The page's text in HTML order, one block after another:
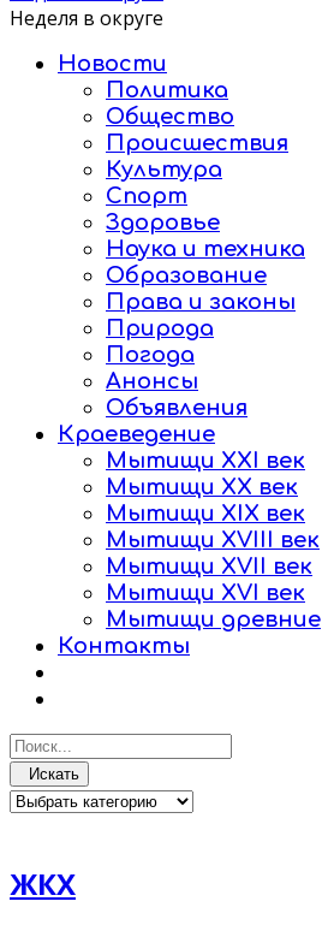
Неделя в округе
Новости
Политика
Общество
Происшествия
Культура
Спорт
Здоровье
Наука и техника
Образование
Права и законы
Природа
Погода
Анонсы
Объявления
Краеведение
Мытищи XXI век
Мытищи XX век
Мытищи XIX век
Мытищи XVIII век
Мытищи XVII век
Мытищи XVI век
Мытищи древние
Контакты
Искать
ЖКХ